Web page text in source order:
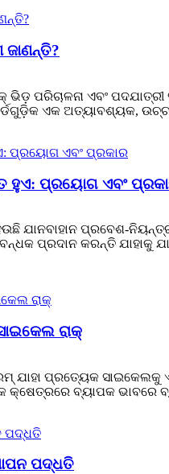
ପରିଚାଳନା ଏବଂ
ଏକ ଅତ୍ୟାବଶ୍ୟକ,
ହୁଏ: ପ୍ରୟୋଗ ଏବଂ
ଯାନବାହାନ ପ୍ରବେଶ-
ପ୍ରଦାନ କରନ୍ତି ଯାହାକୁ
ସାଇକେଲ ରାକ୍
ଯାହା ପ୍ରତ୍ୟେକ ସାଇକେଲକୁ
କ୍ଷେତ୍ରରେ ବ୍ୟାପକ
ପଦ୍ଧତି